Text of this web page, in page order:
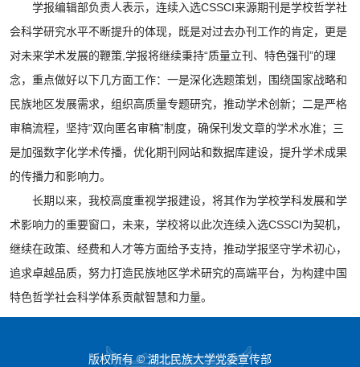
学报编辑部负责人表示，连续入选CSSCI来源期刊是学校哲学社
会科学研究水平不断提升的体现，既是对过去办刊工作的肯定，更是
对未来学术发展的鞭策,学报将继续秉持“质量立刊、特色强刊”的理
念，重点做好以下几方面工作：一是深化选题策划，围绕国家战略和
民族地区发展需求，组织高质量专题研究，推动学术创新；二是严格
审稿流程，坚持“双向匿名审稿”制度，确保刊发文章的学术水准；三
是加强数字化学术传播，优化期刊网站和数据库建设，提升学术成果
的传播力和影响力。
长期以来，我校高度重视学报建设，将其作为学校学科发展和学
术影响力的重要窗口，未来，学校将以此次连续入选CSSCI为契机，
继续在政策、经费和人才等方面给予支持，推动学报坚守学术初心，
追求卓越品质，努力打造民族地区学术研究的高端平台，为构建中国
特色哲学社会科学体系贡献智慧和力量。
版权所有 © 湖北民族大学党委宣传部